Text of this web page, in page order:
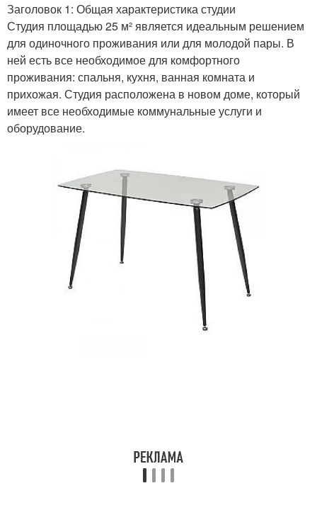
Заголовок 1: Общая характеристика студии
Студия площадью 25 м² является идеальным решением
для одиночного проживания или для молодой пары. В
ней есть все необходимое для комфортного
проживания: спальня, кухня, ванная комната и
прихожая. Студия расположена в новом доме, который
имеет все необходимые коммунальные услуги и
оборудование.